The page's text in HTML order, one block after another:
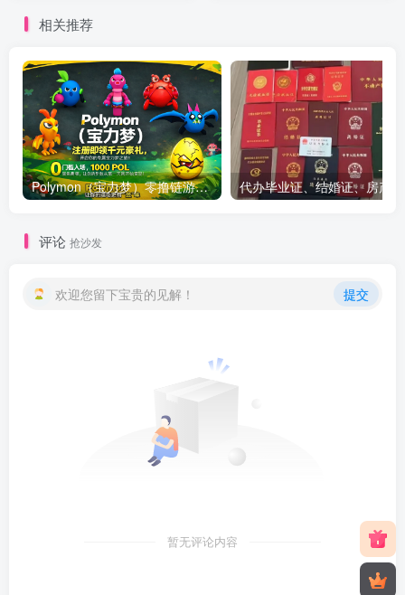
相关推荐
Polymon（宝力梦）零撸链游天花板，稳定收益，轻松变现，今日全球首发！
评论 抢沙发
欢迎您留下宝贵的见解！ 提交
暂无评论内容